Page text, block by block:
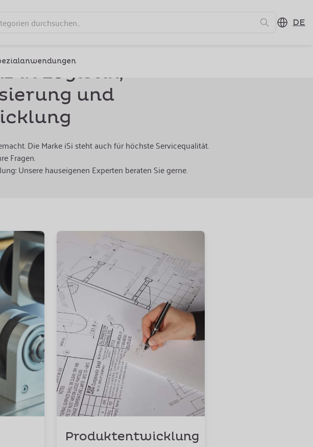
DE
in Logistik,
und
Die Marke iSi steht auch für höchste Servicequalität.
Fragen.
Unsere hauseigenen Experten beraten Sie gerne.
Produktentwicklung